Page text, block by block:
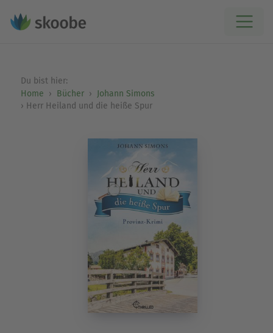
Du bist hier:
Home
Bücher
Johann Simons
Herr Heiland und die heiße Spur